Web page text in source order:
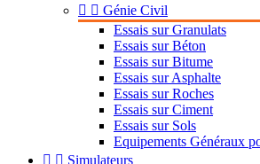
  Génie Civil
Essais sur Granulats
Essais sur Béton
Essais sur Bitume
Essais sur Asphalte
Essais sur Roches
Essais sur Ciment
Essais sur Sols
Equipements Généraux
  Simulateurs